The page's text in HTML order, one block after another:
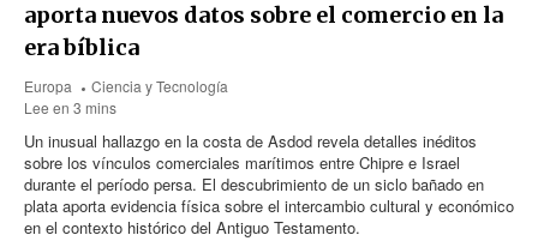
aporta nuevos datos sobre el comercio en la
era bíblica
Europa
Ciencia y Tecnología
Lee en 3 mins
Un inusual hallazgo en la costa de Asdod revela detalles inéditos
sobre los vínculos comerciales marítimos entre Chipre e Israel
durante el período persa. El descubrimiento de un siclo bañado en
plata aporta evidencia física sobre el intercambio cultural y económico
en el contexto histórico del Antiguo Testamento.